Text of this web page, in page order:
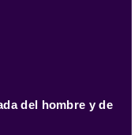
del hombre y de